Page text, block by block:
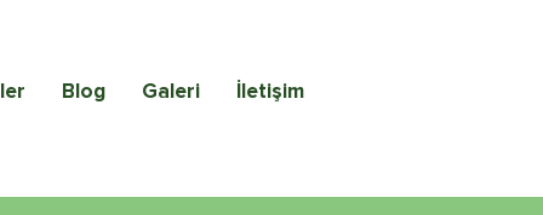
Blog Galeri İletişim